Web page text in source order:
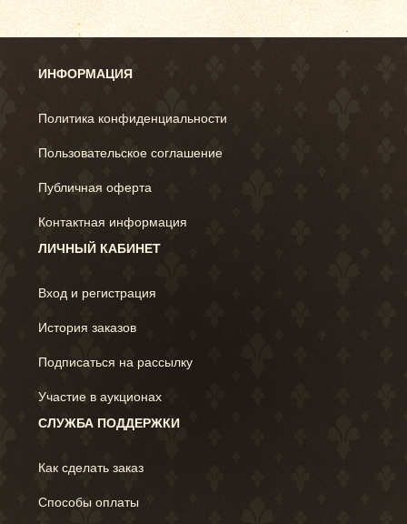
ИНФОРМАЦИЯ
Политика конфиденциальности
Пользовательское соглашение
Публичная оферта
Контактная информация
ЛИЧНЫЙ КАБИНЕТ
Вход и регистрация
История заказов
Подписаться на рассылку
Участие в аукционах
СЛУЖБА ПОДДЕРЖКИ
Как сделать заказ
Способы оплаты